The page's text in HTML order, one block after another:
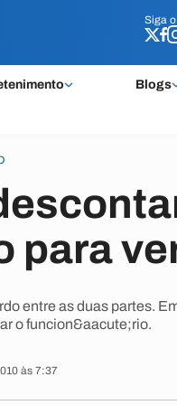
Siga o
Blogs
Siga o
entre as duas partes.
o funcion&aacute;rio.
às 7:37